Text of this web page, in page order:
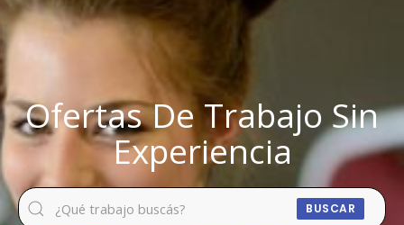
Ofertas De Trabajo Sin
Experiencia
BUSCAR